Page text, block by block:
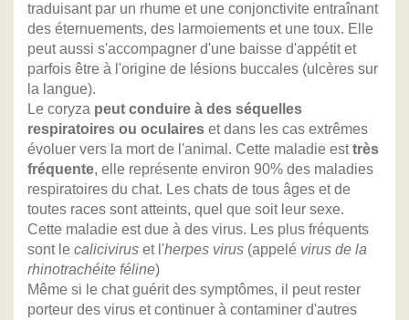
traduisant par un rhume et une conjonctivite entraînant
des éternuements, des larmoiements et une toux. Elle
peut aussi s'accompagner d'une baisse d'appétit et
parfois être à l'origine de lésions buccales (ulcères sur
la langue).
Le coryza peut conduire à des séquelles
respiratoires ou oculaires et dans les cas extrêmes
évoluer vers la mort de l'animal. Cette maladie esttrès
fréquente, elle représente environ 90% des maladies
respiratoires du chat. Les chats de tous âges et de
toutes races sont atteints, quel que soit leur sexe.
Cette maladie est due à des virus. Les plus fréquents
sont le calicivirus et l'herpes virus (appelé virus de la
rhinotrachéite féline)
Même si le chat guérit des symptômes, il peut rester
porteur des virus et continuer à contaminer d'autres